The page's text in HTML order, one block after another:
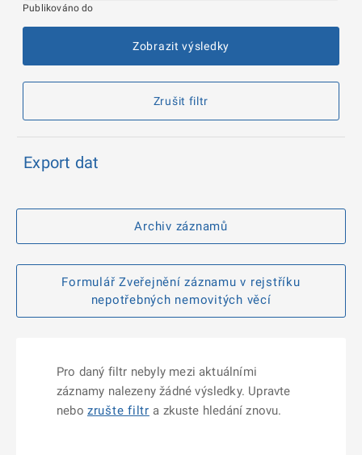
Publikováno do
Zobrazit výsledky
Zrušit filtr
Export dat
Archiv záznamů
Formulář Zveřejnění záznamu v rejstříku
nepotřebných nemovitých věcí
Pro daný filtr nebyly mezi aktuálními
záznamy nalezeny žádné výsledky. Upravte
nebo zrušte filtr a zkuste hledání znovu.